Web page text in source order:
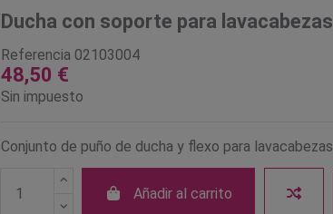
Ducha con soporte para lavacabezas
Referencia 02103004
48,50 €
Sin impuesto
Conjunto de puño de ducha y flexo para lavacabezas
Añadir al carrito